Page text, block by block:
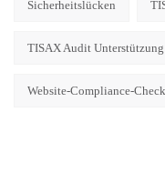
Sicherheitslücken
TISAX Audit
Website-Compliance-